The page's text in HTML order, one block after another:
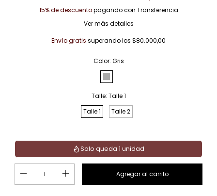
15% de descuentopagando con Transferencia
Ver más detalles
Envío gratis superando los $80.000,00
Color: Gris
Talle: Talle 1
Talle 1
Talle 2
Solo queda 1 unidad